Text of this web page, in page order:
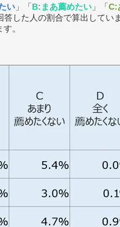
い 」「B:まあ薦めたい 」「C:
答した人の割合で算出してい
。